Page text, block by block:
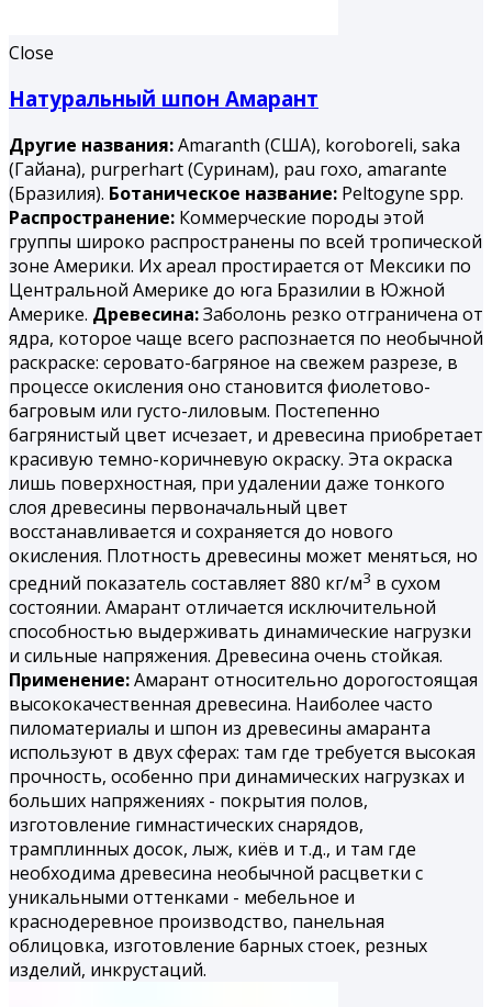
Close
Натуральный шпон Амарант
Другие названия:Amaranth (США), koroboreli, saka
(Гайана), purperhart (Суринам), раu гохо, amarantе
(Бразилия). Ботаническое название: Peltogyne spp.
Распространение: Коммерческие породы этой
группы широко распространены по всей тропической
зоне Америки. Их ареал простирается от Мексики по
Центральной Америке до юга Бразилии в Южной
Америке. Древесина:Заболонь резко отграничена от
ядра, которое чаще всего распознается по необычной
раскраске: серовато-багряное на свежем разрезе, в
процессе окисления оно становится фиолетово-
багровым или густо-лиловым. Постепенно
багрянистый цвет исчезает, и древесина приобретает
красивую темно-коричневую окраску. Эта окраска
лишь поверхностная, при удалении даже тонкого
слоя древесины первоначальный цвет
восстанавливается и сохраняется до нового
окисления. Плотность древесины может меняться, но
средний показатель составляет 880 кг/м3 в сухом
состоянии. Амарант отличается исключительной
способностью выдерживать динамические нагрузки
и сильные напряжения. Древесина очень стойкая.
Применение:Амарант относительно дорогостоящая
высококачественная древесина. Наиболее часто
пиломатериалы и шпон из древесины амаранта
используют в двух сферах: там где требуется высокая
прочность, особенно при динамических нагрузках и
больших напряжениях - покрытия полов,
изготовление гимнастических снарядов,
трамплинных досок, лыж, киёв и т.д., и там где
необходима древесина необычной расцветки с
уникальными оттенками - мебельное и
краснодеревное производство, панельная
облицовка, изготовление барных стоек, резных
изделий, инкрустаций.